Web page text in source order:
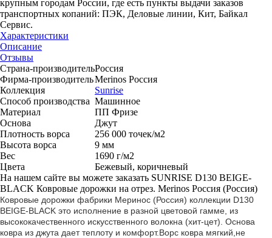
крупным городам России, где есть пункты выдачи заказов
транспортных копаний: ПЭК, Деловые линии, Кит, Байкал
Сервис.
Характеристики
Описание
Отзывы
Страна-производительРоссия
Фирма-производительMerinos Россия
Коллекция
Sunrise
Способ производства Машинное
Материал
ПП Фризе
Основа
Джут
Плотность ворса
256 000 точек/м2
Высота ворса
9 мм
Вес
1690 г/м2
Цвета
Бежевый, коричневый
На нашем сайте вы можете заказать SUNRISE D130 BEIGE-
BLACK Ковровые дорожки на отрез. Merinos Россия (Россия)
Ковровые дорожки фабрики Меринос (Россия) коллекции D130
BEIGE-BLACK это исполнение в разной цветовой гамме, из
высококачественного искусственного волокна (хит-цет). Основа
ковра из джута дает теплоту и комфорт.Ворс ковра мягкий,не